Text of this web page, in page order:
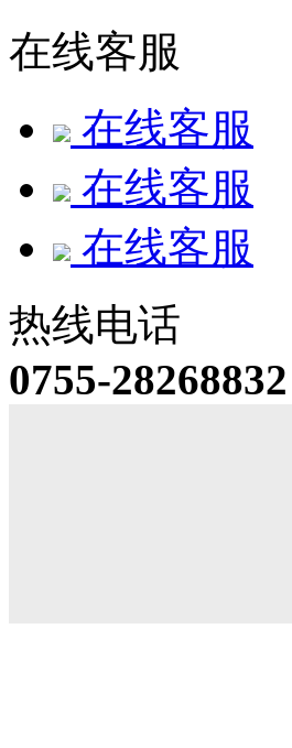
在线客服
在线客服
在线客服
在线客服
热线电话
0755-28268832